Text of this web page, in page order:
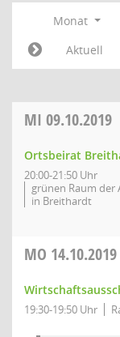
Monat
Aktuell
MI 09.10.2019
Ortsbeirat
20:00-21:50 Uhr
grünen Raum der
in Breithardt
MO 14.10.2019
19:30-19:50 Uhr